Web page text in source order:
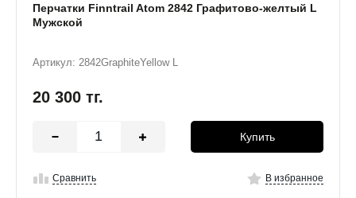
Перчатки Finntrail Atom 2842 Графитово-желтый L
Мужской
Артикул: 2842GraphiteYellow L
20 300 тг.
Купить
Сравнить В избранное